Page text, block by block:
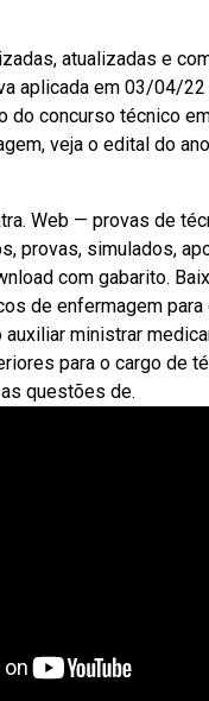
atualizadas e
aplicada em 03/04/
concurso técnico
veja o edital do
Web — provas de
provas, simulados,
com gabarito.
de enfermagem
ministrar
para o cargo de
questões de.